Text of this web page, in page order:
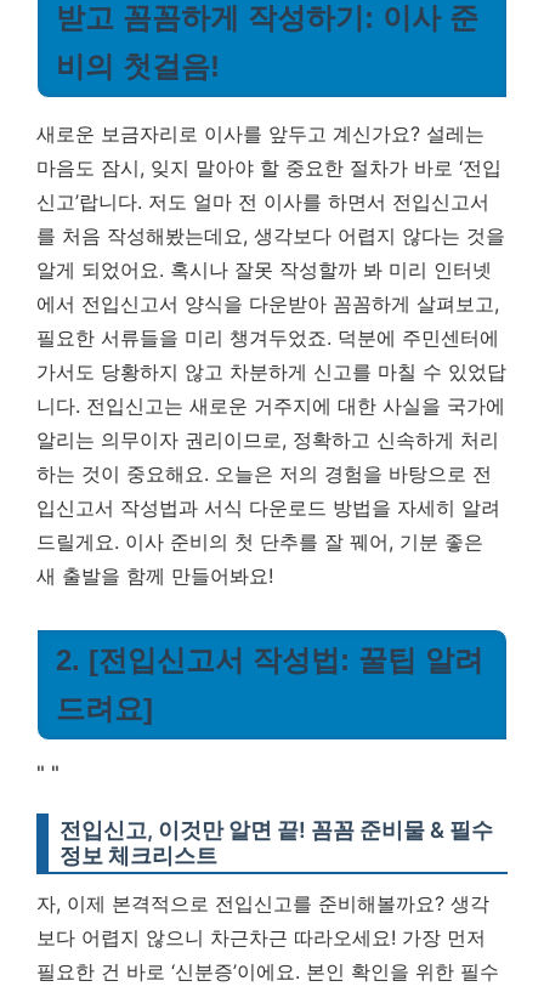
받고 꼼꼼하게 작성하기: 이사 준
비의 첫걸음!
새로운 보금자리로 이사를 앞두고 계신가요? 설레는
마음도 잠시, 잊지 말아야 할 중요한 절차가 바로 ‘전입
신고’랍니다. 저도 얼마 전 이사를 하면서 전입신고서
를 처음 작성해봤는데요, 생각보다 어렵지 않다는 것을
알게 되었어요. 혹시나 잘못 작성할까 봐 미리 인터넷
에서 전입신고서 양식을 다운받아 꼼꼼하게 살펴보고,
필요한 서류들을 미리 챙겨두었죠. 덕분에 주민센터에
가서도 당황하지 않고 차분하게 신고를 마칠 수 있었답
니다. 전입신고는 새로운 거주지에 대한 사실을 국가에
알리는 의무이자 권리이므로, 정확하고 신속하게 처리
하는 것이 중요해요. 오늘은 저의 경험을 바탕으로 전
입신고서 작성법과 서식 다운로드 방법을 자세히 알려
드릴게요. 이사 준비의 첫 단추를 잘 꿰어, 기분 좋은
새 출발을 함께 만들어봐요!
2. [전입신고서 작성법: 꿀팁 알려
드려요]
" "
전입신고, 이것만 알면 끝! 꼼꼼 준비물 & 필수
정보 체크리스트
자, 이제 본격적으로 전입신고를 준비해볼까요? 생각
보다 어렵지 않으니 차근차근 따라오세요! 가장 먼저
필요한 건 바로 ‘신분증’이에요. 본인 확인을 위한 필수